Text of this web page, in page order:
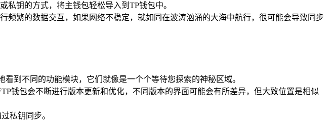
钥的方式，将主钱包轻松导入到TP钱包中。
频繁的数据交互，如果网络不稳定，就如同在波涛汹涌的大海中航行，很可能会导致同步
到不同的功能模块，它们就像是一个个等待您探索的神秘区域。
钱包会不断进行版本更新和优化，不同版本的界面可能会有所差异，但大致位置是相似
私钥同步。